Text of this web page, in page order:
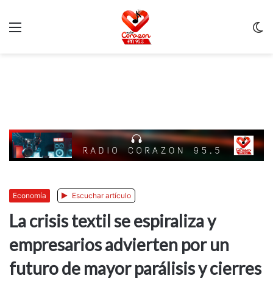
Economía Escuchar artículo
La crisis textil se espiraliza y
empresarios advierten por un
futuro de mayor parálisis y cierres